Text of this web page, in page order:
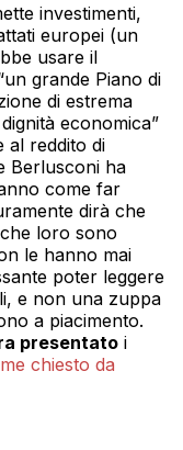
investimenti,
europei (un
usare il
grande Piano di
di estrema
economica”
al reddito di
Berlusconi ha
come far
dirà che
loro sono
le hanno mai
poter leggere
e non una zuppa
a piacimento.
presentato i
chiesto da